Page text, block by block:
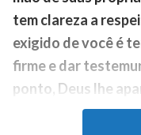
tem clareza a
exigido de você é
firme e dar
ponto, Deus lhe
dizer, é somente